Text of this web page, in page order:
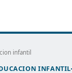
infantil
INFANTIL